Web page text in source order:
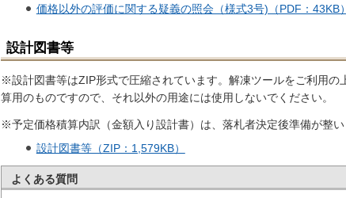
価格以外の評価に関する疑義の照会（様式3号)（PDF：43KB）
設計図書等
※設計図書等はZIP形式で圧縮されています。解凍ツールをご利用
算用のものですので、それ以外の用途には使用しないでください。
※予定価格積算内訳（金額入り設計書）は、落札者決定後準備が整い
設計図書等（ZIP：1,579KB）
よくある質問